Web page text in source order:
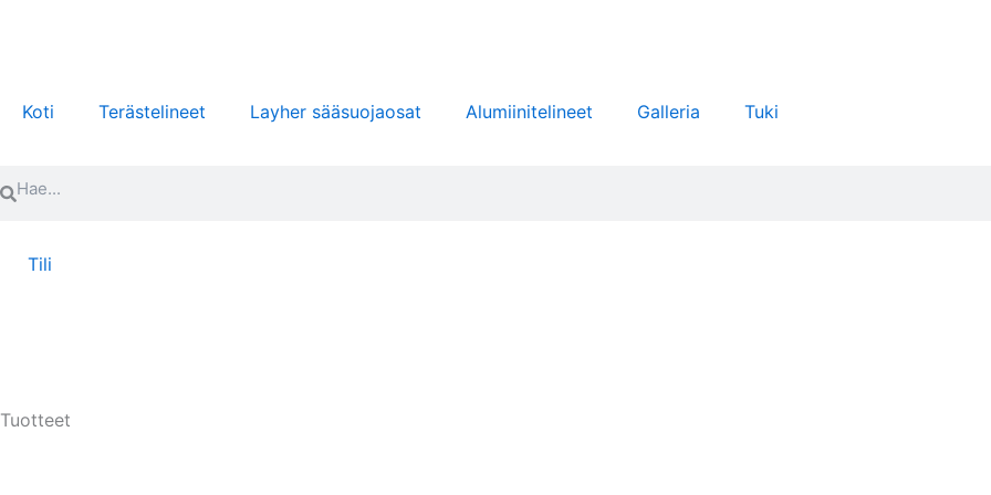
Koti Terästelineet Layher sääsuojaosat Alumiinitelineet Galleria Tuki
Search
Tili
Tuotteet